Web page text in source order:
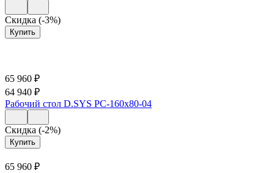
Скидка (-3%)
Купить
65 960 ₽
64 940 ₽
Рабочий стол D.SYS РС-160х80-04
Скидка (-2%)
Купить
65 960 ₽